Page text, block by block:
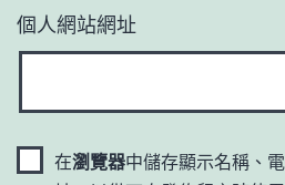
個人網站網址
在瀏覽器中儲存顯示名稱、